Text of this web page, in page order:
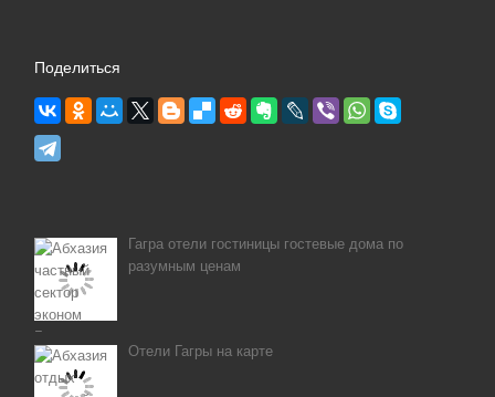
Поделиться
Гагра отели гостиницы гостевые дома по
разумным ценам
Отели Гагры на карте